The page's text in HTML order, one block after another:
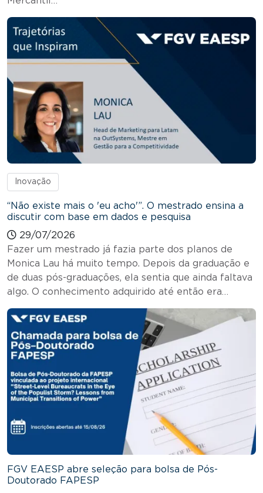
Inovação
“Não existe mais o 'eu acho'”. O mestrado ensina a
discutir com base em dados e pesquisa
29/07/2026
Fazer um mestrado já fazia parte dos planos de
Monica Lau há muito tempo. Depois da graduação e
de duas pós-graduações, ela sentia que ainda faltava
algo. O conhecimento adquirido até então era…
FGV EAESP abre seleção para bolsa de Pós-
Doutorado FAPESP